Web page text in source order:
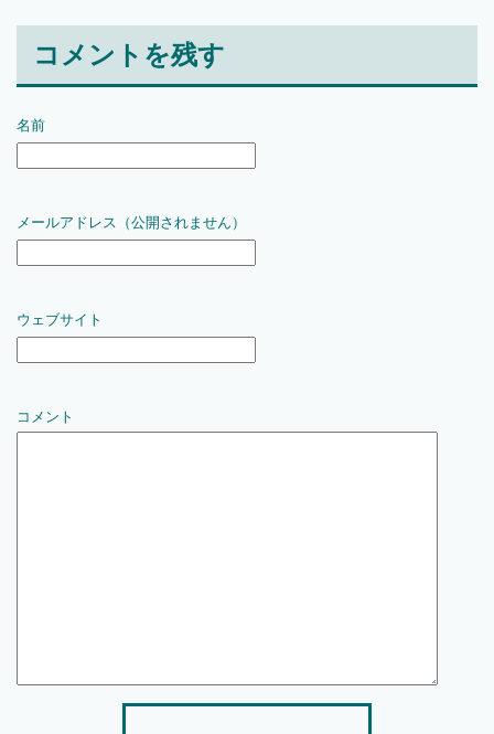
コメントを残す
名前
メールアドレス（公開されません）
ウェブサイト
コメント